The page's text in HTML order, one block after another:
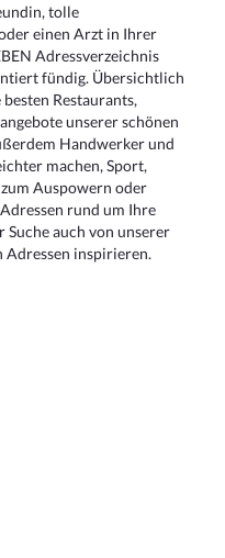
tolle
einen Arzt in Ihrer
Adressverzeichnis
fündig. Übersichtlich
Restaurants,
unserer schönen
Handwerker und
machen, Sport,
Auspowern oder
rund um Ihre
Suche auch von unserer
Adressen inspirieren.